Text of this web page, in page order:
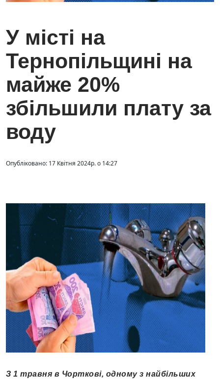
У місті на
Тернопільщині на
майже 20%
збільшили плату за
воду
Опубліковано: 17 Квітня 2024р. о 14:27
З 1 травня в Чорткові, одному з найбільших